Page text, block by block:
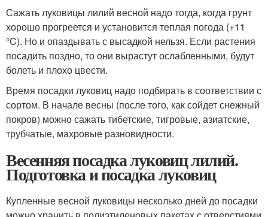
Сажать луковицы лилий весной надо тогда, когда грунт
хорошо прогреется и установится теплая погода (+11
°C). Но и опаздывать с высадкой нельзя. Если растения
посадить поздно, то они вырастут ослабленными, будут
болеть и плохо цвести.
Время посадки луковиц надо подбирать в соответствии с
сортом. В начале весны (после того, как сойдет снежный
покров) можно сажать тибетские, тигровые, азиатские,
трубчатые, махровые разновидности.
Весенняя посадка луковиц лилий.
Подготовка и посадка луковиц
Купленные весной луковицы несколько дней до посадки